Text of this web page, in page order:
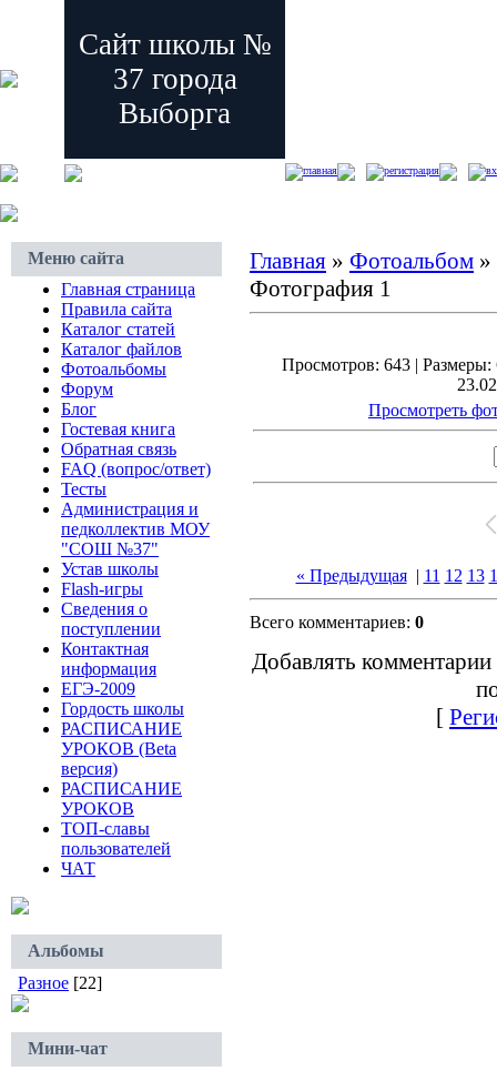
Сайт школы №
37 города
Выборга
главная регистрация
Меню сайта
Главная страница
Правила сайта
Каталог статей
Каталог файлов
Фотоальбомы
Форум
Блог
Гостевая книга
Обратная связь
FAQ (вопрос/ответ)
Тесты
Администрация и
педколлектив МОУ
"СОШ №37"
Устав школы
Flash-игры
Сведения о
поступлении
Контактная
информация
ЕГЭ-2009
Гордость школы
РАСПИСАНИЕ
УРОКОВ (Beta
версия)
РАСПИСАНИЕ
УРОКОВ
ТОП-славы
пользователей
ЧАТ
Альбомы
Разное [22]
Мини-чат
Главная » Фотоальбом »
Фотография 1
Просмотров: 643 |
Просмотреть
« Предыдущая| 11 12 13
Всего комментариев: 0
Добавлять комментарии
[